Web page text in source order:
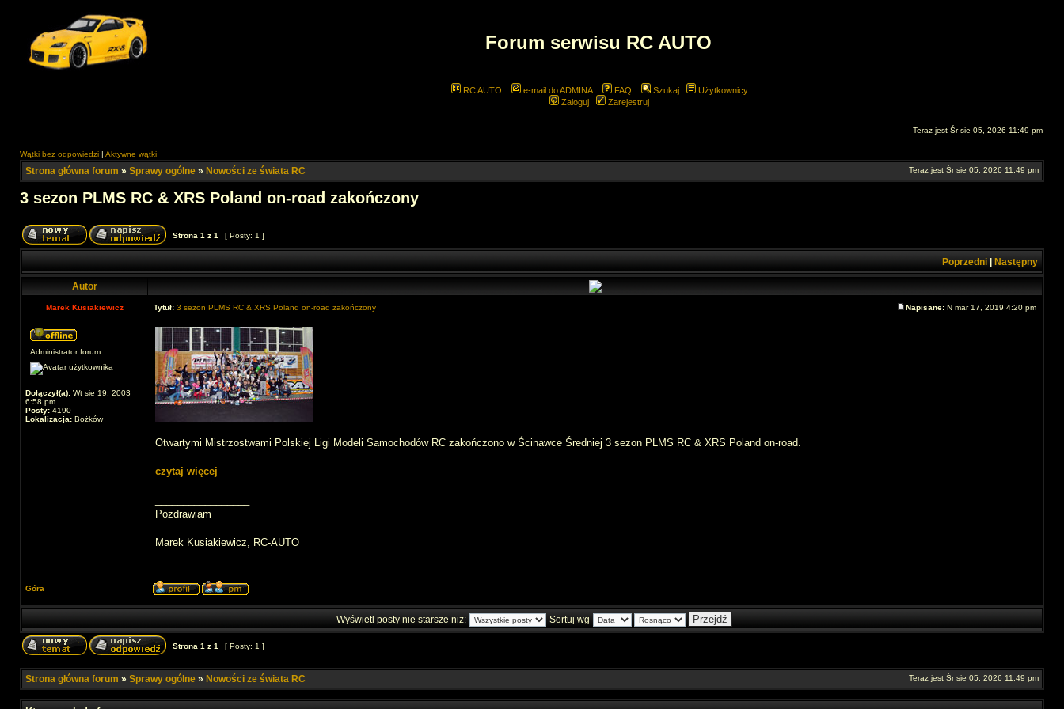
Forum serwisu RC AUTO
RC AUTO e-mail do ADMINA FAQ Szukaj
Użytkownicy
Zaloguj
Zarejestruj
Teraz jest Śr sie 05, 2026 11:49 pm
Wątki bez odpowiedzi | Aktywne wątki
Strona główna forum » Sprawy ogólne » Nowości ze świata RC Teraz jest Śr sie 05, 2026 11:49 pm
3 sezon PLMS RC & XRS Poland on-road zakończony
Strona 1 z 1 [ Posty: 1 ]
Poprzedni Następny
Autor
Marek Kusiakiewicz Tytuł: 3 sezon PLMS RC & XRS Poland on-road zakończony Napisane: N mar 17, 2019 4:20 pm
Administrator forum
Dołączył(a): Wt sie 19, 2003
6:58 pm
Posty: 4190
Lokalizacja: Bożków
Otwartymi Mistrzostwami Polskiej Ligi Modeli Samochodów RC zakończono w Ścinawce Średniej 3 sezon PLMS RC & XRS Poland on-road.
czytaj więcej
Pozdrawiam
Marek Kusiakiewicz, RC-AUTO
Góra
Wyświetl posty nie starsze niż: Sortuj wg
Strona 1 z 1 [ Posty: 1 ]
Strona główna forum » Sprawy ogólne » Nowości ze świata RC Teraz jest Śr sie 05, 2026 11:49 pm